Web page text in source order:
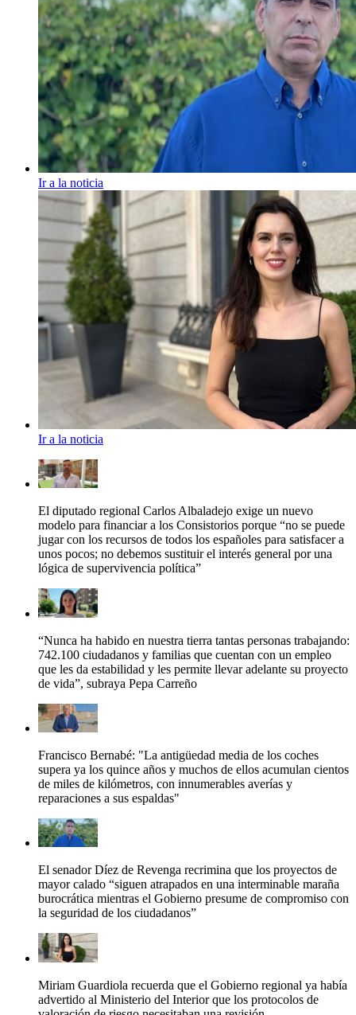
Ir a la noticia
Ir a la noticia
El diputado regional Carlos Albaladejo exige un nuevo
modelo para financiar a los Consistorios porque “no se puede
jugar con los recursos de todos los españoles para satisfacer a
unos pocos; no debemos sustituir el interés general por una
lógica de supervivencia política”
“Nunca ha habido en nuestra tierra tantas personas trabajando:
742.100 ciudadanos y familias que cuentan con un empleo
que les da estabilidad y les permite llevar adelante su proyecto
de vida”, subraya Pepa Carreño
Francisco Bernabé: "La antigüedad media de los coches
supera ya los quince años y muchos de ellos acumulan cientos
de miles de kilómetros, con innumerables averías y
reparaciones a sus espaldas"
El senador Díez de Revenga recrimina que los proyectos de
mayor calado “siguen atrapados en una interminable maraña
burocrática mientras el Gobierno presume de compromiso con
la seguridad de los ciudadanos”
Miriam Guardiola recuerda que el Gobierno regional ya había
advertido al Ministerio del Interior que los protocolos de